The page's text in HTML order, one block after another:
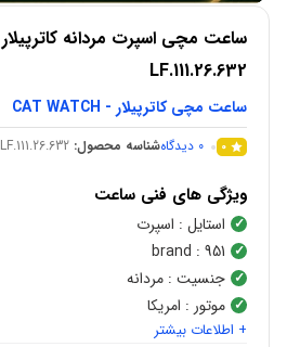
LF.111.26.632
ساعت مچی کاترپیلار - CAT WATCH
0
0 دیدگاهشناسه محصول: LF.111.26.632
ویژگی های فنی ساعت
استایل : اسپرت
brand : 951
جنسیت : مردانه
موتور : امریکا
شکل قاب:گرد+ اطلاعات بیشتر